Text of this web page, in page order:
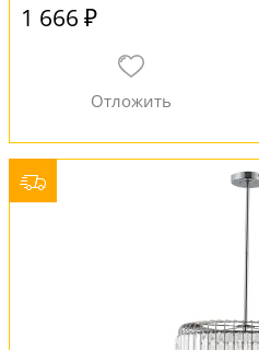
1 666 ₽